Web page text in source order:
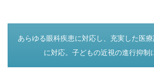
つぎのページ
あらゆる眼科疾患に対応し、充実した医
に対応。子どもの近視の進行抑制